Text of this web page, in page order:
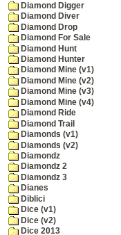
Diamond Digger
Diamond Diver
Diamond Drop
Diamond For Sale
Diamond Hunt
Diamond Hunter
Diamond Mine (v1)
Diamond Mine (v2)
Diamond Mine (v3)
Diamond Mine (v4)
Diamond Ride
Diamond Trail
Diamonds (v1)
Diamonds (v2)
Diamondz
Diamondz 2
Diamondz 3
Dianes
Diblici
Dice (v1)
Dice (v2)
Dice 2013